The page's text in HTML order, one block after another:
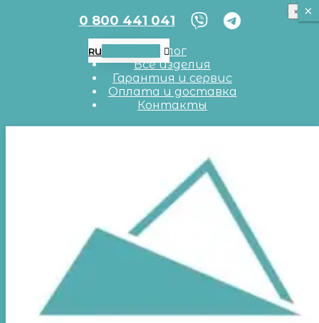
0 800 441 041
Блог
Все изделия
Гарантия и сервис
Оплата и доставка
Контакты
×
RU
×
×